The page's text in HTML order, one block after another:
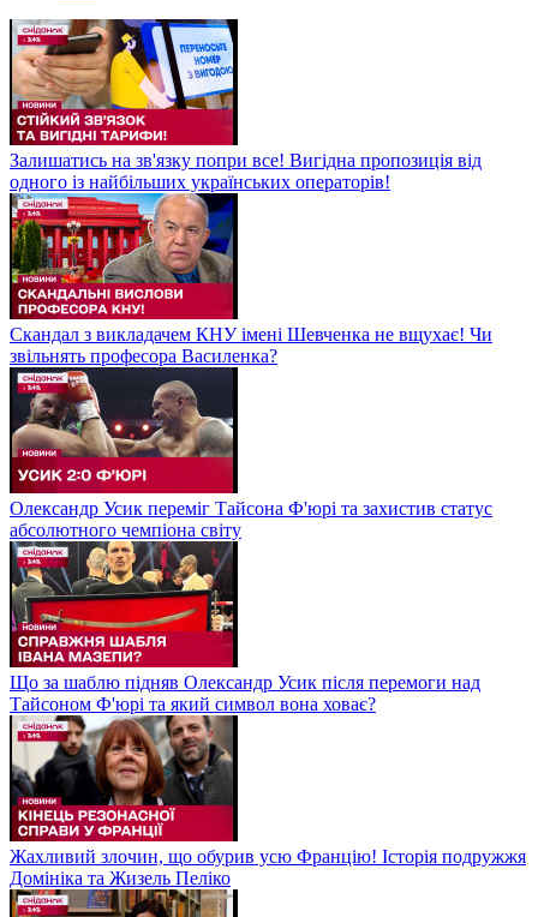
Залишатись на зв'язку попри все! Вигідна пропозиція від
одного із найбільших українських операторів!
Скандал з викладачем КНУ імені Шевченка не вщухає! Чи
звільнять професора Василенка?
Олександр Усик переміг Тайсона Ф'юрі та захистив статус
абсолютного чемпіона світу
Що за шаблю підняв Олександр Усик після перемоги над
Тайсоном Ф'юрі та який символ вона ховає?
Жахливий злочин, що обурив усю Францію! Історія подружжя
Домініка та Жизель Пеліко